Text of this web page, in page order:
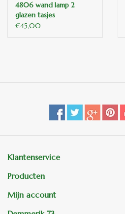
4806 wand lamp 2
glazen tasjes
€45,00
Klantenservice
Producten
Mijn account